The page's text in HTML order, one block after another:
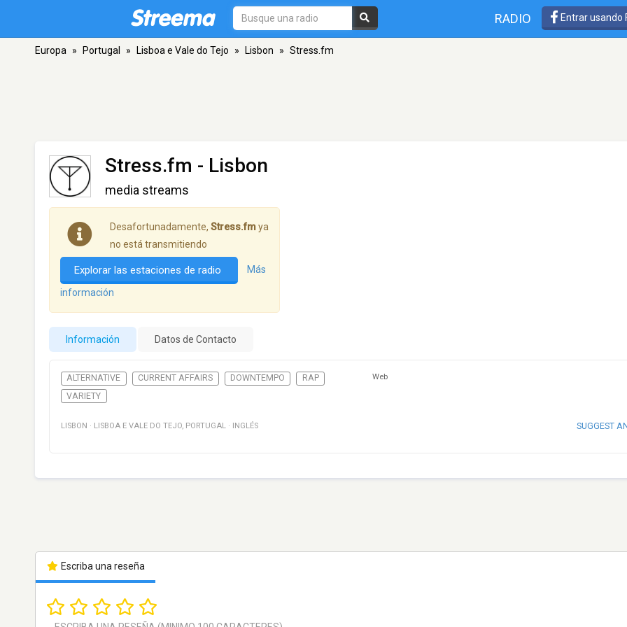
RADIO Entrar usando
Europa » Portugal » Lisboa e Vale do Tejo » Lisbon » Stress.fm
Stress.fm - Lisbon
media streams
Desafortunadamente, Stress.fmya
no está transmitiendo
Explorar las estaciones de radio Más
información
Información Datos de Contacto
ALTERNATIVE CURRENT AFFAIRS DOWNTEMPO
RAP
VARIETY
Web
LISBON · LISBOA E VALE DO TEJO, PORTUGAL · INGLÉS SUGGEST
Escriba una reseña